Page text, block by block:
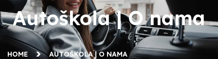
Autoškola | O nama
HOME AUTOŠKOLA | O NAMA